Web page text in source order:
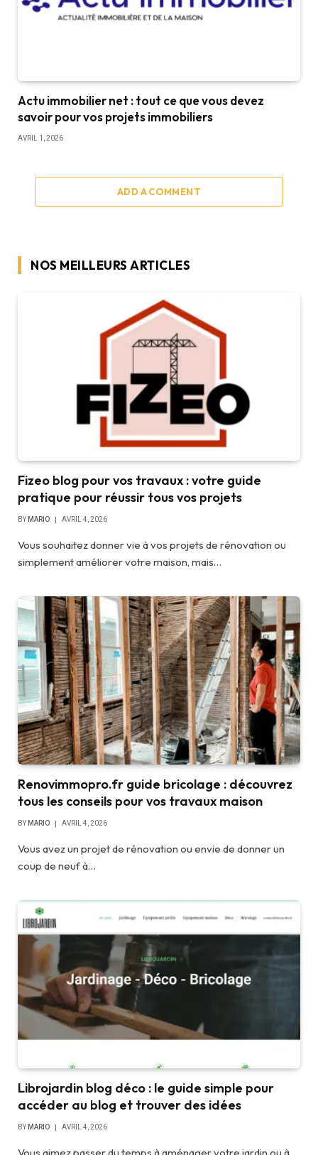
Actu immobilier net : tout ce que vous devez
savoir pour vos projets immobiliers
AVRIL 1, 2026
ADD A COMMENT
NOS MEILLEURS ARTICLES
Fizeo blog pour vos travaux : votre guide
pratique pour réussir tous vos projets
BY MARIO AVRIL 4, 2026
Vous souhaitez donner vie à vos projets de rénovation ou
simplement améliorer votre maison, mais…
Renovimmopro.fr guide bricolage : découvrez
tous les conseils pour vos travaux maison
BY MARIO AVRIL 4, 2026
Vous avez un projet de rénovation ou envie de donner un
coup de neuf à…
Librojardin blog déco : le guide simple pour
accéder au blog et trouver des idées
BY MARIO AVRIL 4, 2026